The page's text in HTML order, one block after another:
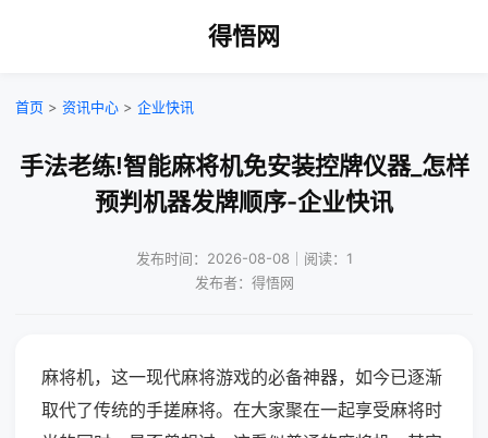
得悟网
首页 > 资讯中心 > 企业快讯
手法老练!智能麻将机免安装控牌仪器_怎样
预判机器发牌顺序-企业快讯
发布时间：2026-08-08｜阅读：1
发布者：得悟网
麻将机，这一现代麻将游戏的必备神器，如今已逐渐
取代了传统的手搓麻将。在大家聚在一起享受麻将时